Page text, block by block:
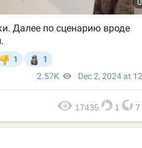
17435 1 7